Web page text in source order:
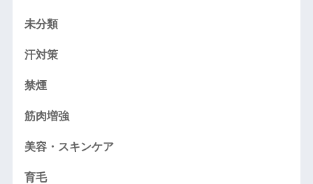
未分類
汗対策
禁煙
筋肉増強
美容・スキンケア
育毛